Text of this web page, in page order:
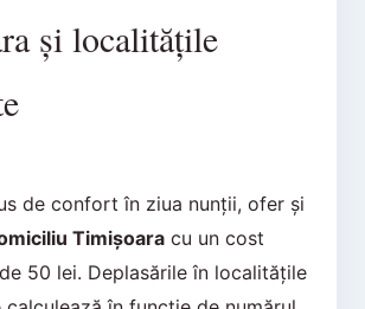
și localitățile
de confort în ziua nunții, ofer și
Timișoaracu un cost
50 lei. Deplasările în localitățile